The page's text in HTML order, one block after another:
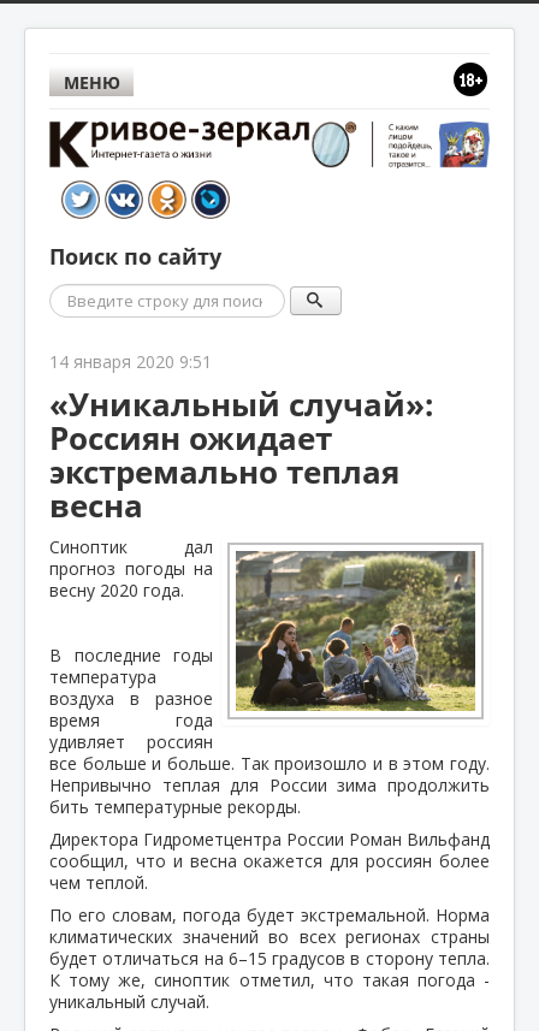
МЕНЮ
Поиск по сайту
Поиск
14 января 2020 9:51
«Уникальный случай»:
Россиян ожидает
экстремально теплая
весна
Синоптик дал
прогноз погоды на
весну 2020 года.
В последние годы
температура
воздуха в разное
время года
удивляет россиян
все больше и больше. Так произошло и в этом году.
Непривычно теплая для России зима продолжить
бить температурные рекорды.
Директора Гидрометцентра России Роман Вильфанд
сообщил, что и весна окажется для россиян более
чем теплой.
По его словам, погода будет экстремальной. Норма
климатических значений во всех регионах страны
будет отличаться на 6–15 градусов в сторону тепла.
К тому же, синоптик отметил, что такая погода -
уникальный случай.